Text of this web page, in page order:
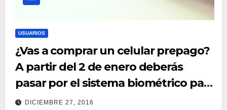
USUARIOS
¿Vas a comprar un celular prepago?
A partir del 2 de enero deberás
pasar por el sistema biométrico para
adquirirlo
DICIEMBRE 27, 2016